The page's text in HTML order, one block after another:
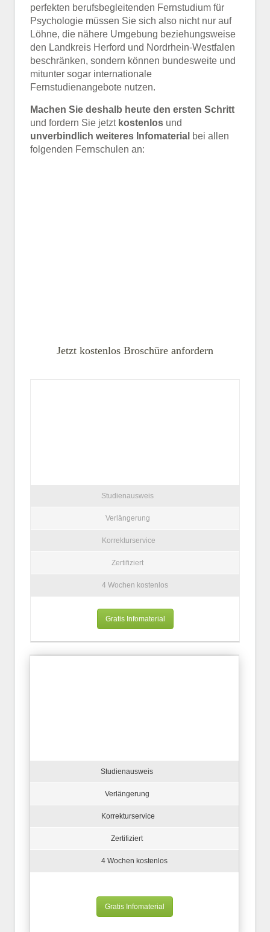
perfekten berufsbegleitenden Fernstudium für
Psychologie müssen Sie sich also nicht nur auf
Löhne, die nähere Umgebung beziehungsweise
den Landkreis Herford und Nordrhein-Westfalen
beschränken, sondern können bundesweite und
mitunter sogar internationale
Fernstudienangebote nutzen.
Machen Sie deshalb heute den ersten Schritt
und fordern Sie jetzt kostenlos und
unverbindlich weiteres Infomaterial bei allen
folgenden Fernschulen an:
Jetzt kostenlos Broschüre anfordern
Studienausweis
Verlängerung
Korrekturservice
Zertifiziert
4 Wochen kostenlos
Gratis Infomaterial
Studienausweis
Verlängerung
Korrekturservice
Zertifiziert
4 Wochen kostenlos
Gratis Infomaterial